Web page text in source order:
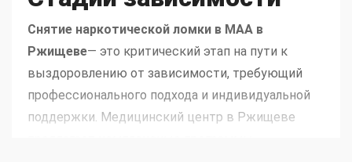
Снятие наркотической ломки в МАА в
Ржищеве— это критический этап на пути к
выздоровлению от зависимости, требующий
профессионального подхода и индивидуальной
поддержки. Медицинский центр в Ржищеве